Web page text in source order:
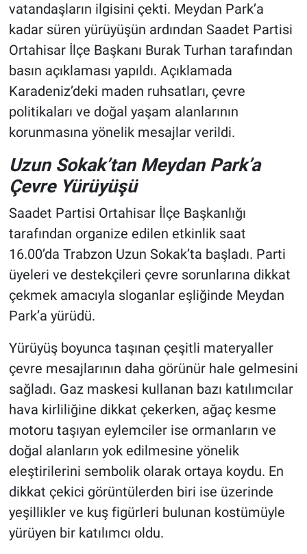
vatandaşların ilgisini çekti. Meydan Park’a
kadar süren yürüyüşün ardından Saadet Partisi
Ortahisar İlçe Başkanı Burak Turhan tarafından
basın açıklaması yapıldı. Açıklamada
Karadeniz’deki maden ruhsatları, çevre
politikaları ve doğal yaşam alanlarının
korunmasına yönelik mesajlar verildi.
Uzun Sokak’tan Meydan Park’a
Çevre Yürüyüşü
Saadet Partisi Ortahisar İlçe Başkanlığı
tarafından organize edilen etkinlik saat
16.00’da Trabzon Uzun Sokak’ta başladı. Parti
üyeleri ve destekçileri çevre sorunlarına dikkat
çekmek amacıyla sloganlar eşliğinde Meydan
Park’a yürüdü.
Yürüyüş boyunca taşınan çeşitli materyaller
çevre mesajlarının daha görünür hale gelmesini
sağladı. Gaz maskesi kullanan bazı katılımcılar
hava kirliliğine dikkat çekerken, ağaç kesme
motoru taşıyan eylemciler ise ormanların ve
doğal alanların yok edilmesine yönelik
eleştirilerini sembolik olarak ortaya koydu. En
dikkat çekici görüntülerden biri ise üzerinde
yeşillikler ve kuş figürleri bulunan kostümüyle
yürüyen bir katılımcı oldu.